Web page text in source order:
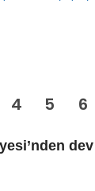
4 5 6